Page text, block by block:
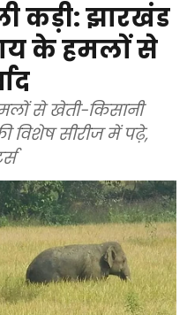
कड़ी: झारखंड
के हमलों से
से खेती-किसानी
विशेष सीरीज में पढ़े,